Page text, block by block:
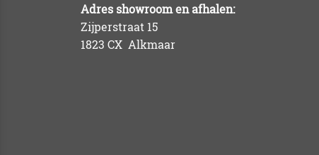
Adres showroom en afhalen:
Zijperstraat 15
1823 CX Alkmaar